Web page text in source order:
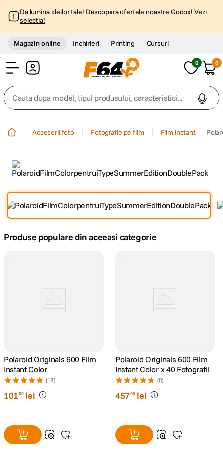
Da lumina ideilor tale! Descopera ofertele noastre Godox! Vezi
selectia!
Magazin online Inchirieri Printing Cursuri
0 0
Cauta dupa model, tipul produsului, caracteristici...
2. trepied
4. peak design
canon sx740 hs
sony fx
card memorie
10 . dji osmo
Accesorii foto Fotografie pe film Film instant
Produse populare din aceeasi categorie
Polaroid Originals 600 Film
Instant Color
(18)
10100 lei
Polaroid Originals 600 Film
Instant Color x 40 Fotografii
(8)
45700 lei